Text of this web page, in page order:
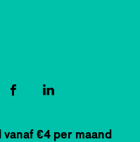
€4 per maand